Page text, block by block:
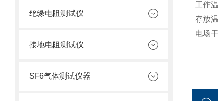
绝缘电阻测试仪
接地电阻测试仪
SF6气体测试仪器
工作
存放
电场